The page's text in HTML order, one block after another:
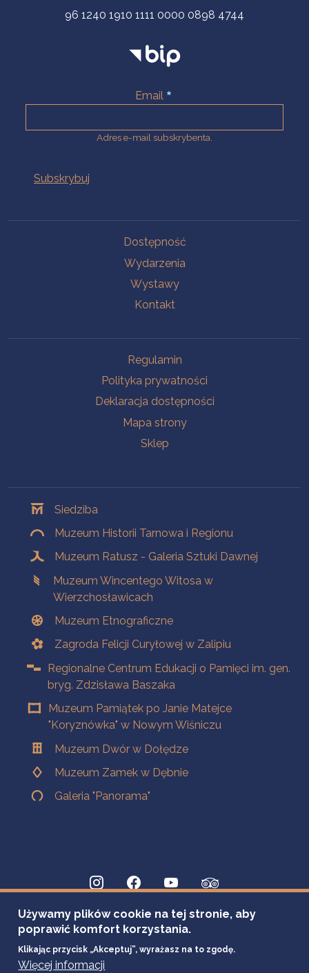
96 1240 1910 1111 0000 0898 4744
Email
Adres e-mail subskrybenta.
Dostępność
Wydarzenia
Wystawy
Kontakt
Regulamin
Polityka prywatności
Deklaracja dostępności
Mapa strony
Sklep
Siedziba
Muzeum Historii Tarnowa i Regionu
Muzeum Ratusz - Galeria Sztuki Dawnej
Muzeum Wincentego Witosa w
Wierzchosławicach
Muzeum Etnograficzne
Zagroda Felicji Curyłowej w Zalipiu
Regionalne Centrum Edukacji o Pamięci im. gen.
bryg. Zdzisława Baszaka
Muzeum Pamiątek po Janie Matejce
"Koryznówka" w Nowym Wiśniczu
Muzeum Dwór w Dołędze
Muzeum Zamek w Dębnie
Galeria "Panorama"
Używamy plików cookie na tej stronie, aby
poprawić komfort korzystania.
Klikając przycisk „Akceptuj”, wyrażasz na to zgodę.
Więcej informacji